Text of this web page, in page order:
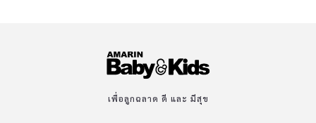
เพื่อลูกฉลาด ดี และ มีสุข